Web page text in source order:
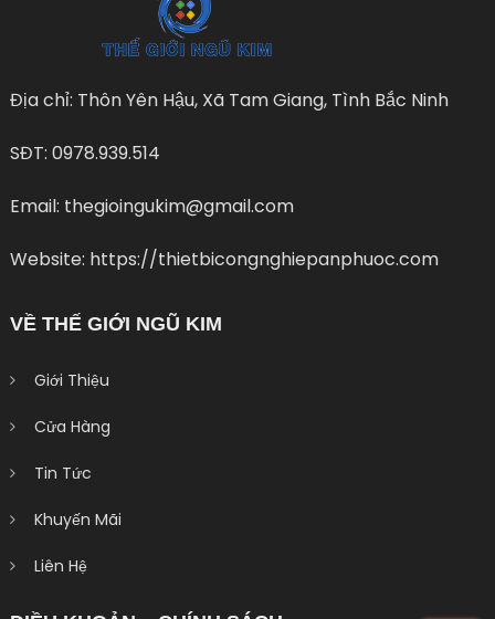
Địa chỉ: Thôn Yên Hậu, Xã Tam Giang, Tình Bắc Ninh
SĐT: 0978.939.514
Email: thegioingukim@gmail.com
Website: https://thietbicongnghiepanphuoc.com
VỀ THẾ GIỚI NGŨ KIM
Giới Thiệu
Cửa Hàng
Tin Tức
Khuyến Mãi
Liên Hệ